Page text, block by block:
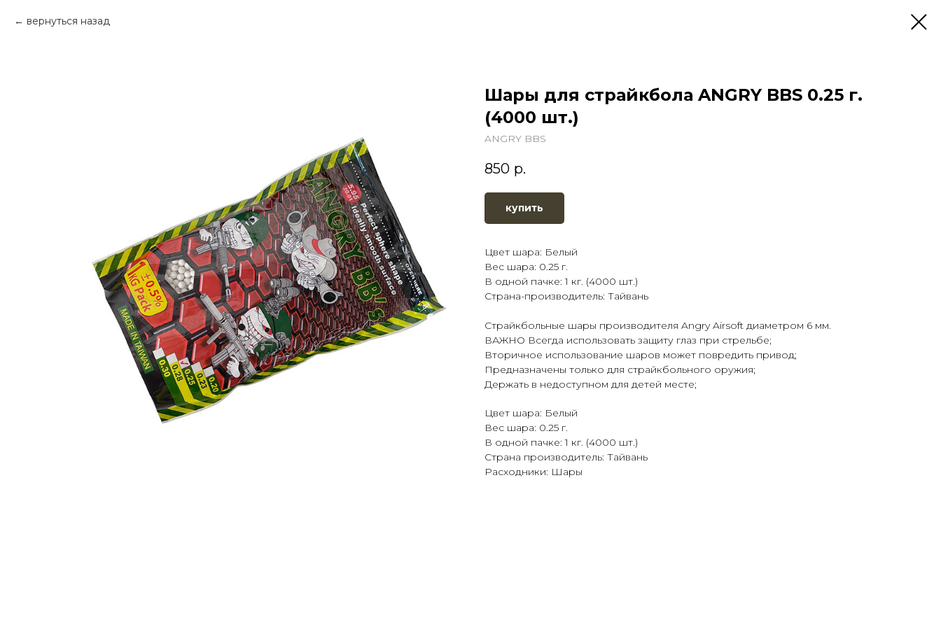
вернуться назад
Шары для страйкбола ANGRY BBS 0.25 г.
(4000 шт.)
ANGRY BBS
850 р.
купить
Цвет шара: Белый
Вес шара: 0.25 г.
В одной пачке: 1 кг. (4000 шт.)
Страна-производитель: Тайвань
Страйкбольные шары производителя Angry Airsoft диаметром 6 мм.
ВАЖНО Всегда использовать защиту глаз при стрельбе;
Вторичное использование шаров может повредить привод;
Предназначены только для страйкбольного оружия;
Держать в недоступном для детей месте;
Цвет шара: Белый
Вес шара: 0.25 г.
В одной пачке: 1 кг. (4000 шт.)
Страна производитель: Тайвань
Расходники: Шары